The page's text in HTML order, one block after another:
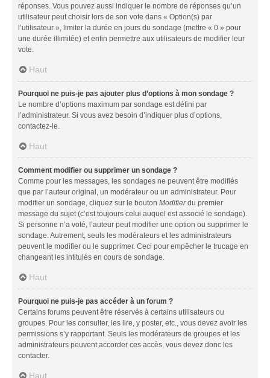
réponses. Vous pouvez aussi indiquer le nombre de réponses qu’un
utilisateur peut choisir lors de son vote dans « Option(s) par
l’utilisateur », limiter la durée en jours du sondage (mettre « 0 » pour
une durée illimitée) et enfin permettre aux utilisateurs de modifier leur
vote.
Haut
Pourquoi ne puis-je pas ajouter plus d’options à mon sondage ?
Le nombre d’options maximum par sondage est défini par
l’administrateur. Si vous avez besoin d’indiquer plus d’options,
contactez-le.
Haut
Comment modifier ou supprimer un sondage ?
Comme pour les messages, les sondages ne peuvent être modifiés
que par l’auteur original, un modérateur ou un administrateur. Pour
modifier un sondage, cliquez sur le bouton Modifierdu premier
message du sujet (c’est toujours celui auquel est associé le sondage).
Si personne n’a voté, l’auteur peut modifier une option ou supprimer le
sondage. Autrement, seuls les modérateurs et les administrateurs
peuvent le modifier ou le supprimer. Ceci pour empêcher le trucage en
changeant les intitulés en cours de sondage.
Haut
Pourquoi ne puis-je pas accéder à un forum ?
Certains forums peuvent être réservés à certains utilisateurs ou
groupes. Pour les consulter, les lire, y poster, etc., vous devez avoir les
permissions s’y rapportant. Seuls les modérateurs de groupes et les
administrateurs peuvent accorder ces accès, vous devez donc les
contacter.
Haut